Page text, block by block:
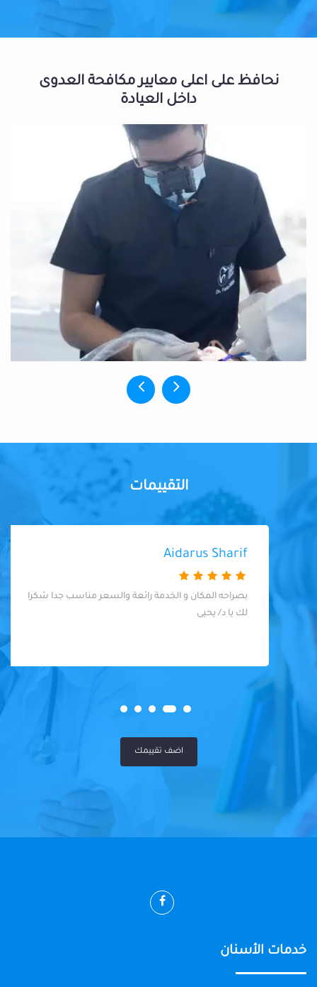
نحافظ على اعلى معايير مكافحة العدوى
داخل العيادة
التقييمات
Aidarus Sharif
بصراحه المكان و الخدمة رائعة والسعر مناسب جدا شكرا
لك يا د/ يحيى
اضف تقييمك
خدمات الأسنان